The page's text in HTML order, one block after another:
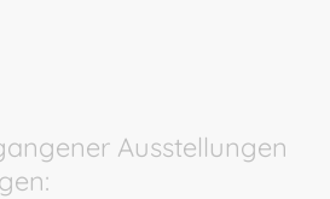
Ausstellungen